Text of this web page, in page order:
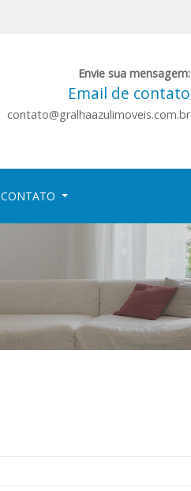
Envie sua mensagem:
Email de contato
contato@gralhaazulimoveis.com.br
CONTATO